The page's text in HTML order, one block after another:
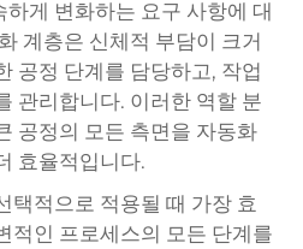
게 변화하는 요구 사항에 대
계층은 신체적 부담이 크거
공정 단계를 담당하고, 작업
관리합니다. 이러한 역할 분
공정의 모든 측면을 자동화
효율적입니다.
택적으로 적용될 때 가장 효
적인 프로세스의 모든 단계를